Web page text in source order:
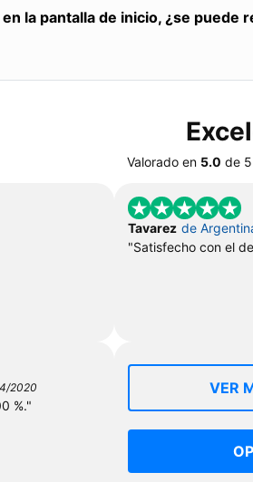
la pantalla de inicio, ¿se puede
Valorado en 5.0 de 5
Tavarez de
"Satisfecho con el
2020
%."
VER